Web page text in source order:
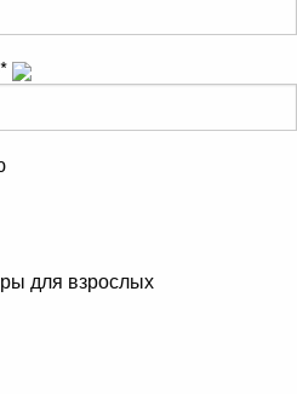
*
для взрослых